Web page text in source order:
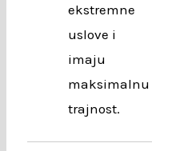
ekstremne
uslove i
imaju
maksimalnu
trajnost.